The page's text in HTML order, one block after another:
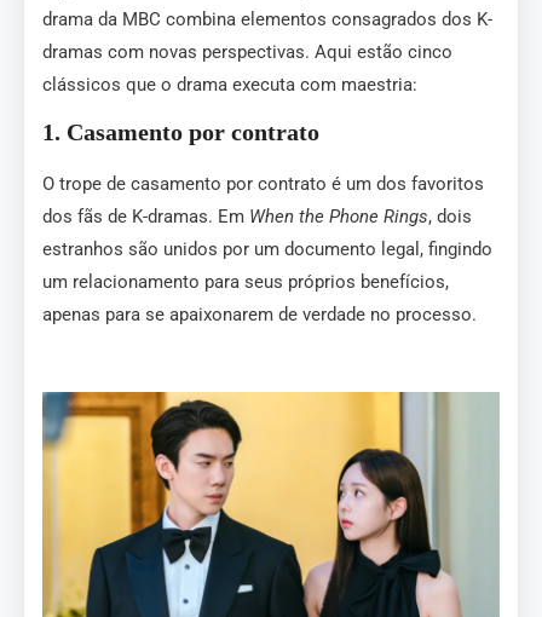
drama da MBC combina elementos consagrados dos K-
dramas com novas perspectivas. Aqui estão cinco
clássicos que o drama executa com maestria:
1. Casamento por contrato
O trope de casamento por contrato é um dos favoritos
dos fãs de K-dramas. Em When the Phone Rings, dois
estranhos são unidos por um documento legal, fingindo
um relacionamento para seus próprios benefícios,
apenas para se apaixonarem de verdade no processo.